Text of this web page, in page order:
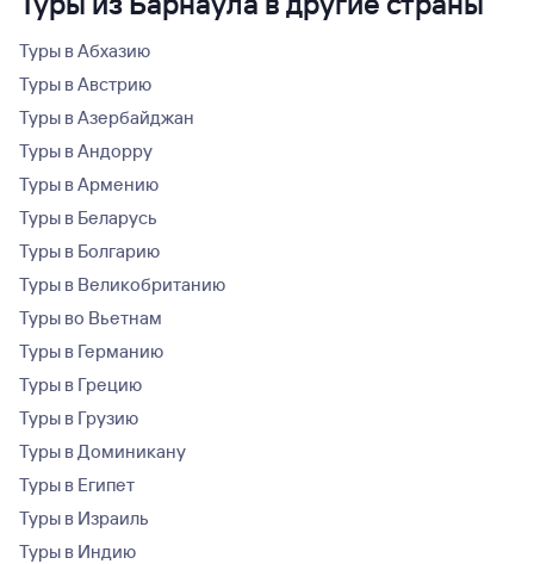
Туры в Абхазию
Туры в Австрию
Туры в Азербайджан
Туры в Андорру
Туры в Армению
Туры в Беларусь
Туры в Болгарию
Туры в Великобританию
Туры во Вьетнам
Туры в Германию
Туры в Грецию
Туры в Грузию
Туры в Доминикану
Туры в Египет
Туры в Израиль
Туры в Индию